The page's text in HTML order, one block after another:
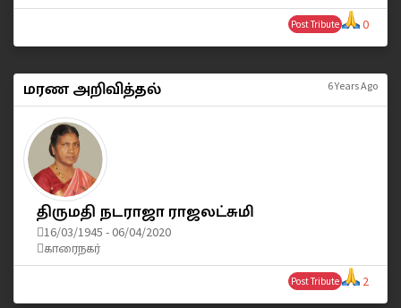
0
Post Tribute
மரண அறிவித்தல் 6 Years Ago
திருமதி நடராஜா ராஜலட்சுமி
16/03/1945 - 06/04/2020
காரைநகர்
2
Post Tribute